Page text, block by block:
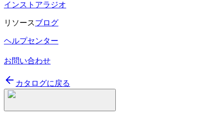
インストアラジオ
リソースブログ
ヘルプセンター
お問い合わせ
カタログに戻る